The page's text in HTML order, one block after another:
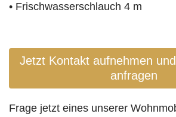
• Frischwasserschlauch 4 m
Jetzt Kontakt aufnehmen
anfragen
Frage jetzt eines unserer